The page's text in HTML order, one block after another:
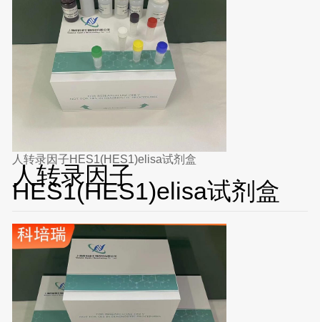
人转录因子HES1(HES1)elisa试剂盒
人转录因子
HES1(HES1)elisa试剂盒